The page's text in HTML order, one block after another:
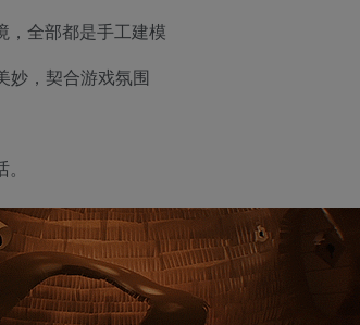
，全部都是手工建模
妙，契合游戏氛围